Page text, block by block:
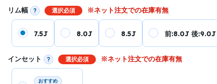
リム幅 選択必須 ※ネット注文での在庫有無
7.5J 8.0J 8.5J 前:8.0J 後:9.0J
インセット 選択必須 ※ネット注文での在庫有無
おすすめ